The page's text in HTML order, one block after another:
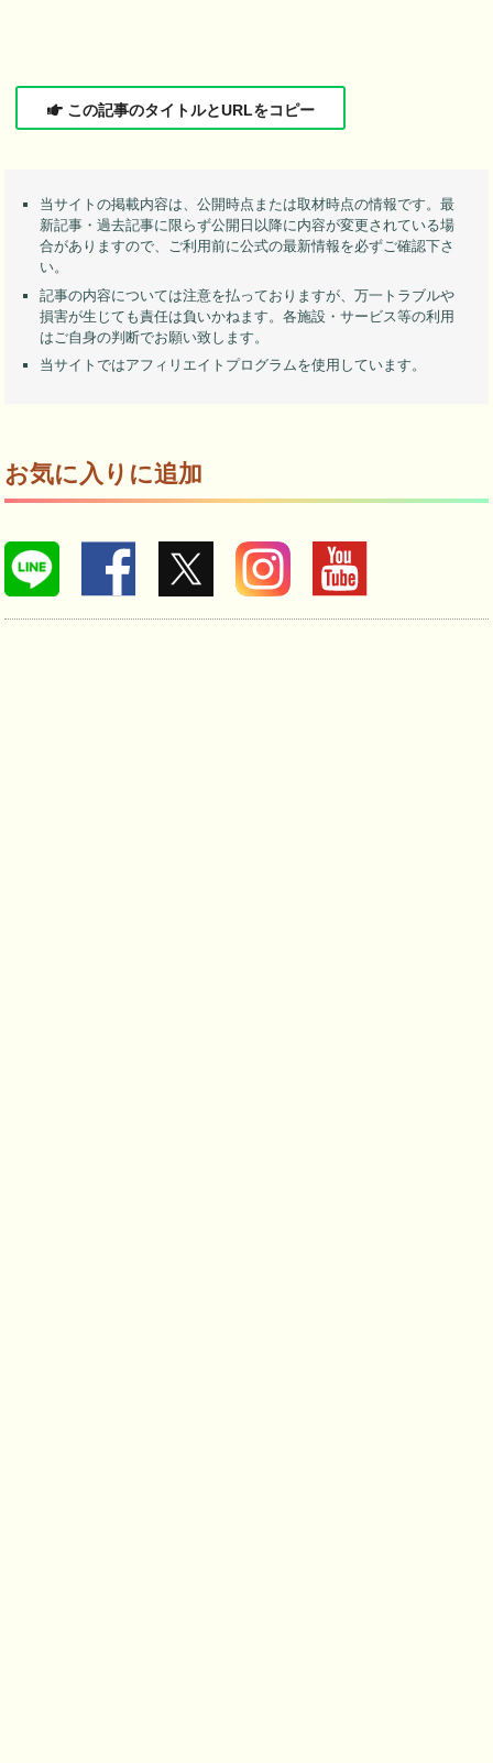
この記事のタイトルとURLをコピー
当サイトの掲載内容は、公開時点または取材時点の情報です。最
新記事・過去記事に限らず公開日以降に内容が変更されている場
合がありますので、ご利用前に公式の最新情報を必ずご確認下さ
い。
記事の内容については注意を払っておりますが、万一トラブルや
損害が生じても責任は負いかねます。各施設・サービス等の利用
はご自身の判断でお願い致します。
当サイトではアフィリエイトプログラムを使用しています。
お気に入りに追加